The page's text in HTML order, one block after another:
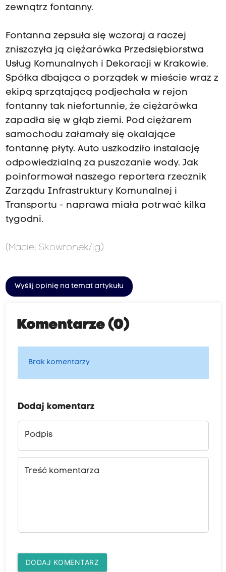
zewnątrz fontanny.
Fontanna zepsuła się wczoraj a raczej
zniszczyła ją ciężarówka Przedsiębiorstwa
Usług Komunalnych i Dekoracji w Krakowie.
Spółka dbająca o porządek w mieście wraz z
ekipą sprzątającą podjechała w rejon
fontanny tak niefortunnie, że ciężarówka
zapadła się w głąb ziemi. Pod ciężarem
samochodu załamały się okalające
fontannę płyty. Auto uszkodziło instalację
odpowiedzialną za puszczanie wody. Jak
poinformował naszego reportera rzecznik
Zarządu Infrastruktury Komunalnej i
Transportu - naprawa miała potrwać kilka
tygodni.
(Maciej Skowronek/jg)
Wyślij opinię na temat artykułu
Komentarze (0)
Brak komentarzy
Dodaj komentarz
Podpis
Treść komentarza
DODAJ KOMENTARZ